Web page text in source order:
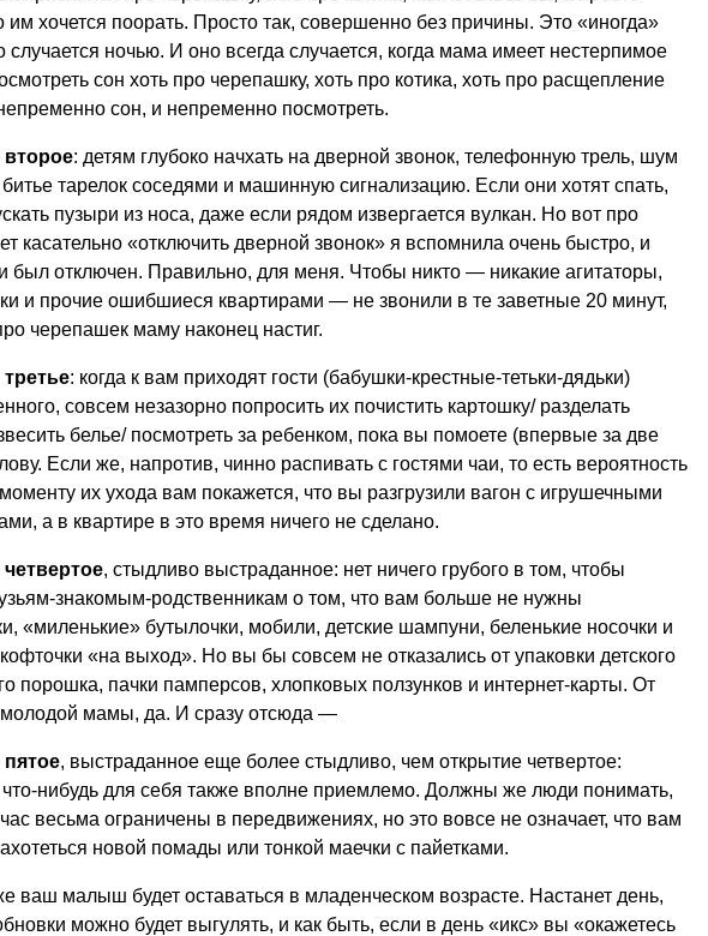
им хочется поорать. Просто так, совершенно без причины. Это «иногда»
случается ночью. И оно всегда случается, когда мама имеет нестерпимое
сон хоть про черепашку, хоть про котика, хоть про расщепление
сон, и непременно посмотреть.
: детям глубоко начхать на дверной звонок, телефонную трель, шум
тарелок соседями и машинную сигнализацию. Если они хотят спать,
пузыри из носа, даже если рядом извергается вулкан. Но вот про
касательно «отключить дверной звонок» я вспомнила очень быстро, и
был отключен. Правильно, для меня. Чтобы никто — никакие агитаторы,
и прочие ошибшиеся квартирами — не звонили в те заветные 20 минут,
черепашек маму наконец настиг.
: когда к вам приходят гости (бабушки-крестные-тетьки-дядьки)
совсем незазорно попросить их почистить картошку/ разделать
белье/ посмотреть за ребенком, пока вы помоете (впервые за две
Если же, напротив, чинно распивать с гостями чаи, то есть вероятность
моменту их ухода вам покажется, что вы разгрузили вагон с игрушечными
а в квартире в это время ничего не сделано.
, стыдливо выстраданное: нет ничего грубого в том, чтобы
знакомым-родственникам о том, что вам больше не нужны
«миленькие» бутылочки, мобили, детские шампуни, беленькие носочки и
«на выход». Но вы бы совсем не отказались от упаковки детского
порошка, пачки памперсов, хлопковых ползунков и интернет-карты. От
молодой мамы, да. И сразу отсюда —
, выстраданное еще более стыдливо, чем открытие четвертое:
что-нибудь для себя также вполне приемлемо. Должны же люди понимать,
весьма ограничены в передвижениях, но это вовсе не означает, что вам
новой помады или тонкой маечки с пайетками.
ваш малыш будет оставаться в младенческом возрасте. Настанет день,
можно будет выгулять, и как быть, если в день «икс» вы «окажетесь